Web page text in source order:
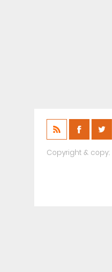
Copyright & copy;